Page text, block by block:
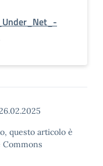
questo articolo è
Commons